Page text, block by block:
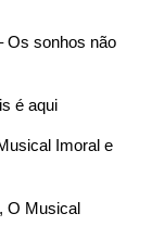
Os sonhos não
é aqui
Imoral e
O Musical